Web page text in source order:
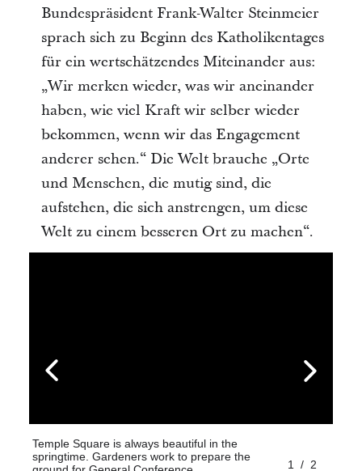
Bundespräsident Frank-Walter Steinmeier
sprach sich zu Beginn des Katholikentages
für ein wertschätzendes Miteinander aus:
„Wir merken wieder, was wir aneinander
haben, wie viel Kraft wir selber wieder
bekommen, wenn wir das Engagement
anderer sehen.“ Die Welt brauche „Orte
und Menschen, die mutig sind, die
aufstehen, die sich anstrengen, um diese
Welt zu einem besseren Ort zu machen“.
Temple Square is always beautiful in the
springtime. Gardeners work to prepare the
1 / 2